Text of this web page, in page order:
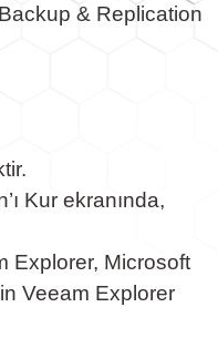
& Replication
Kur ekranında,
Explorer, Microsoft
Veeam Explorer